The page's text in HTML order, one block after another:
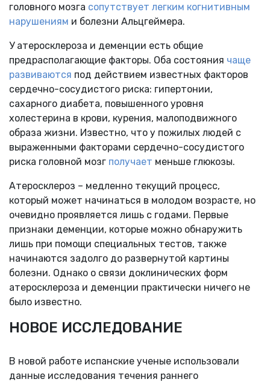
головного мозга сопутствует легким когнитивным
нарушениям и болезни Альцгеймера.
У атеросклероза и деменции есть общие
предрасполагающие факторы. Оба состояния чаще
развиваются под действием известных факторов
сердечно-сосудистого риска: гипертонии,
сахарного диабета, повышенного уровня
холестерина в крови, курения, малоподвижного
образа жизни. Известно, что у пожилых людей с
выраженными факторами сердечно-сосудистого
риска головной мозг получает меньше глюкозы.
Атеросклероз – медленно текущий процесс,
который может начинаться в молодом возрасте, но
очевидно проявляется лишь с годами. Первые
признаки деменции, которые можно обнаружить
лишь при помощи специальных тестов, также
начинаются задолго до развернутой картины
болезни. Однако о связи доклинических форм
атеросклероза и деменции практически ничего не
было известно.
НОВОЕ ИССЛЕДОВАНИЕ
В новой работе испанские ученые использовали
данные исследования течения раннего